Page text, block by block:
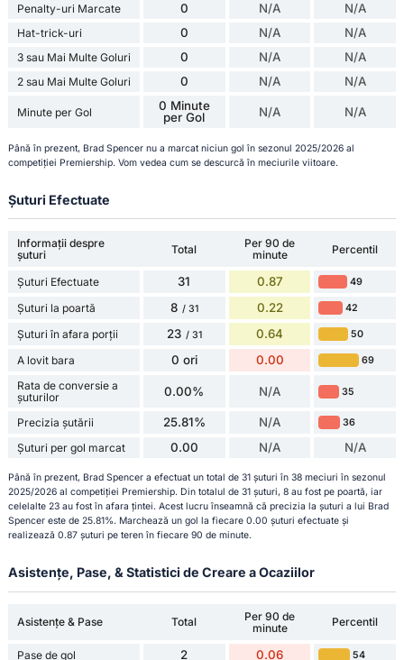
Penalty-uri Marcate 0 N/A N/A
Hat-trick-uri 0 N/A N/A
3 sau Mai Multe Goluri 0 N/A N/A
2 sau Mai Multe Goluri 0 N/A N/A
Minute per Gol
0 Minute
per Gol
N/A N/A
Până în prezent, Brad Spencer nu a marcat niciun gol în sezonul 2025/2026 al
competiției Premiership. Vom vedea cum se descurcă în meciurile viitoare.
Șuturi Efectuate
Informații despre
șuturi
Total
Per 90 de
minute
Percentil
Șuturi Efectuate 31 0.87 49
Șuturi la poartă 8 / 31 0.22 42
Șuturi în afara porții 23 / 31 0.64 50
A lovit bara 0 ori 0.00 69
Rata de conversie a
șuturilor
0.00% N/A 35
Precizia șutării 25.81% N/A 36
Șuturi per gol marcat 0.00 N/A N/A
Până în prezent, Brad Spencer a efectuat un total de 31 șuturi în 38 meciuri în sezonul
2025/2026 al competiției Premiership. Din totalul de 31 șuturi, 8 au fost pe poartă, iar
celelalte 23 au fost în afara țintei. Acest lucru înseamnă că precizia la șuturi a lui Brad
Spencer este de 25.81%. Marchează un gol la fiecare 0.00 șuturi efectuate și
realizează 0.87 șuturi pe teren în fiecare 90 de minute.
Asistențe, Pase, & Statistici de Creare a Ocaziilor
Asistențe & Pase Total
Per 90 de
minute
Percentil
Pase de gol 2 0.06 54